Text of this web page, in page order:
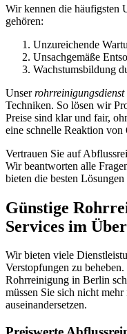
Wir kennen die häufigsten
gehören:
Unzureichende
Unsachgemäße
Wachstumsbildung
Unser
Techniken. So lösen wir
Preise sind klar und fair,
eine schnelle Reaktion von
Vertrauen Sie auf
Wir beantworten alle
bieten die besten
Günstige
Services im
Wir bieten viele
Verstopfungen zu
Rohrreinigung in Berlin
müssen Sie sich nicht
auseinandersetzen.